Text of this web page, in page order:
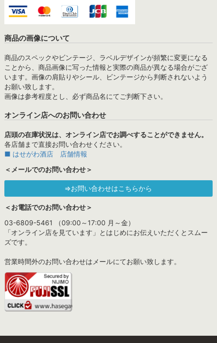
商品の画像について
商品のスペックやビンテージ、ラベルデザインが頻繁に変更になる
ことから、商品画像に写った情報と実際の商品が異なる場合がござ
います。画像の肩貼りやシール、ビンテージから判断されないよう
お願い致します。
画像は参考程度とし、必ず商品名にてご判断下さい。
オンライン店へのお問い合わせ
店頭の在庫状況は、オンライン店でお調べすることができません。
各店舗まで直接お問い合わせください。
■ はせがわ酒店 店舗情報
＜メールでのお問い合わせ＞
⇒お問い合わせはこちらから
＜お電話でのお問い合わせ＞
03-6809-5461 （09:00～17:00 月～金）
「オンライン店を見ています」とはじめにお伝えいただくとスムー
ズです。
営業時間外のお問い合わせはメールにてお願い致します。